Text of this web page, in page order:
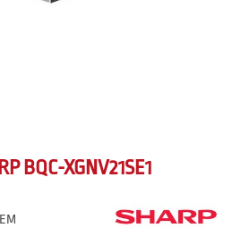
BQC-XGNV21SE1